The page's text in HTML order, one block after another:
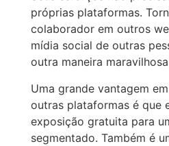
próprias plataformas.
colaborador em outros
mídia social de outras
outra maneira
Uma grande vantagem
outras plataformas é que
exposição gratuita para
segmentado. Também é